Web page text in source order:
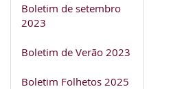
Boletim de setembro
2023
Boletim de Verão 2023
Boletim Folhetos 2025